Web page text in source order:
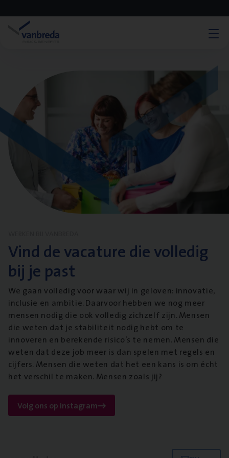
Vind de vacature die volledig
bij je past
We gaan volledig voor waar wij in geloven: innovatie,
inclusie en ambitie. Daarvoor hebben we nog meer
mensen nodig die ook volledig zichzelf zijn. Mensen
die weten dat je stabiliteit nodig hebt om te
innoveren en berekende risico’s te nemen. Mensen die
weten dat deze job meer is dan spelen met regels en
cijfers. Mensen die weten dat het een kans is om écht
het verschil te maken. Mensen zoals jij?
Volg ons op instagram